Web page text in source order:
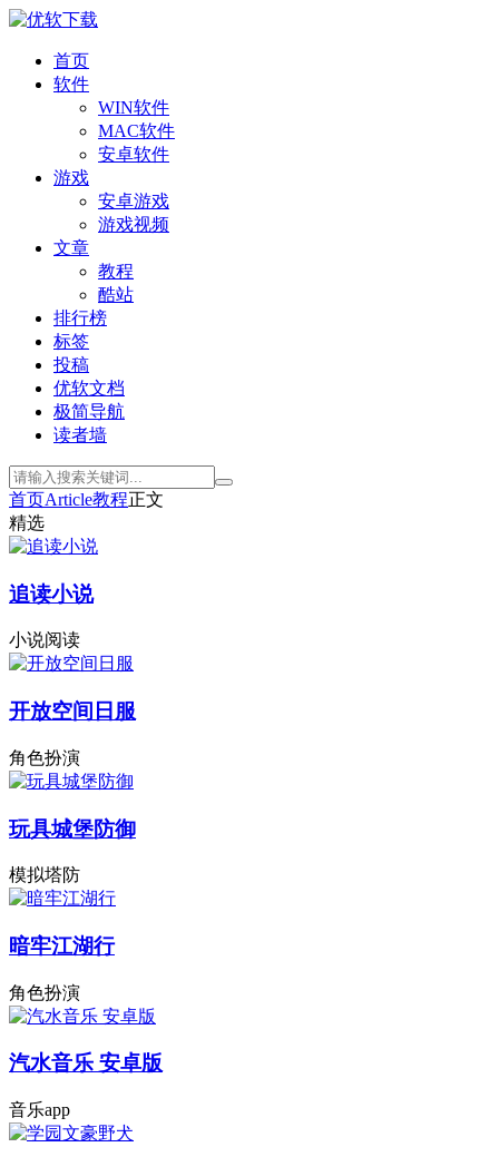
首页
软件
WIN软件
MAC软件
安卓软件
游戏
安卓游戏
游戏视频
文章
教程
酷站
排行榜
标签
投稿
优软文档
极简导航
读者墙
首页Article教程正文
精选
追读小说
小说阅读
开放空间日服
角色扮演
玩具城堡防御
模拟塔防
暗牢江湖行
角色扮演
汽水音乐 安卓版
音乐app